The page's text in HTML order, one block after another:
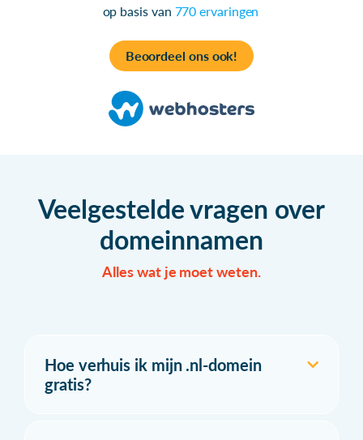
op basis van 770 ervaringen
Beoordeel ons ook!
Veelgestelde vragen over
domeinnamen
Alles wat je moet weten.
Hoe verhuis ik mijn .nl-domein
gratis?